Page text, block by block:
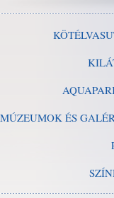
MÚZEUMOK ÉS